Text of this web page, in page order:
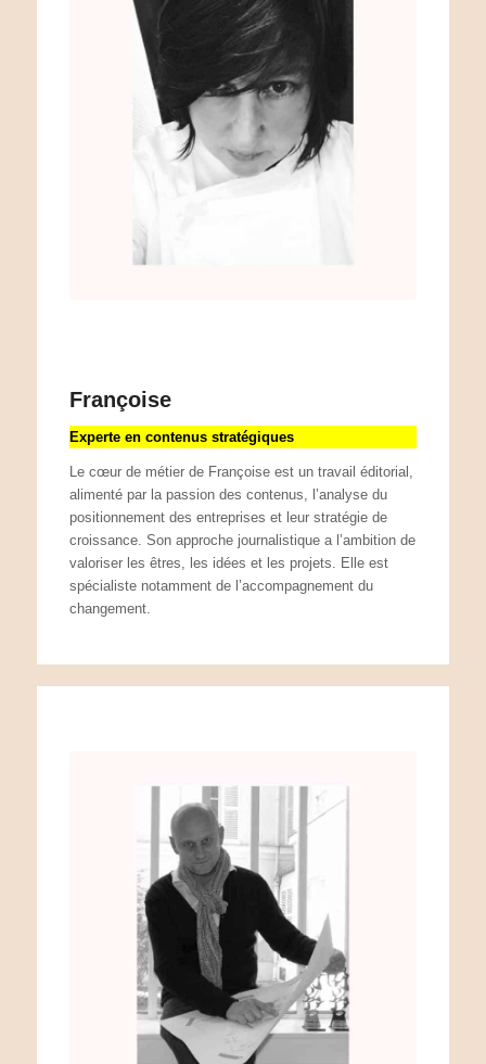
Françoise
Experte en contenus stratégiques
Le cœur de métier de Françoise est un travail éditorial,
alimenté par la passion des contenus, l’analyse du
positionnement des entreprises et leur stratégie de
croissance. Son approche journalistique a l’ambition de
valoriser les êtres, les idées et les projets. Elle est
spécialiste notamment de l’accompagnement du
changement.